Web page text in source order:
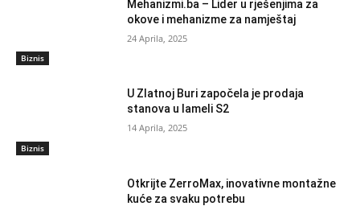
Biznis
Mehanizmi.ba – Lider u rješenjima za
okove i mehanizme za namještaj
24 Aprila, 2025
Biznis
U Zlatnoj Buri započela je prodaja
stanova u lameli S2
14 Aprila, 2025
Otkrijte ZerroMax, inovativne montažne
kuće za svaku potrebu